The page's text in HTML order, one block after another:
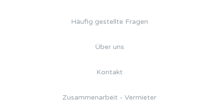
Häufig gestellte Fragen
Über uns
Kontakt
Zusammenarbeit - Vermieter